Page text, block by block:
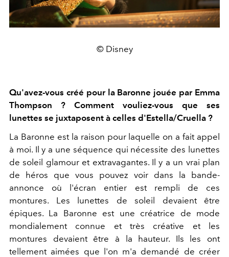
© Disney
Qu'avez-vous créé pour la Baronne jouée par Emma
Thompson ? Comment vouliez-vous que ses
lunettes se juxtaposent à celles d'Estella/Cruella ?
La Baronne est la raison pour laquelle on a fait appel
à moi. Il y a une séquence qui nécessite des lunettes
de soleil glamour et extravagantes. Il y a un vrai plan
de héros que vous pouvez voir dans la bande-
annonce où l'écran entier est rempli de ces
montures. Les lunettes de soleil devaient être
épiques. La Baronne est une créatrice de mode
mondialement connue et très créative et les
montures devaient être à la hauteur. Ils les ont
tellement aimées que l'on m'a demandé de créer